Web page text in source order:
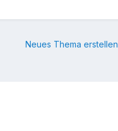
Neues Thema erstellen